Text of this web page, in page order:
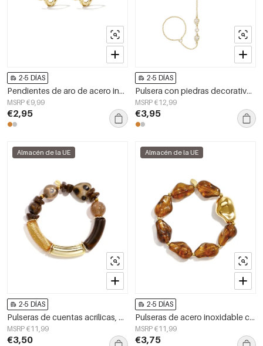
2-5 DÍAS
Pendientes de aro de acero inoxidable con diseño floral, de la serie Daily Simple, joyería para mujer.
MSRP €9,99
€2,95
2-5 DÍAS
Pulsera con piedras decorativas en forma de gota.
MSRP €12,99
€3,95
Almacén de la UE
2-5 DÍAS
Pulseras de cuentas acrílicas, cuentas sencillas, serie sencilla diaria, joyería para mujer
MSRP €11,99
€3,50
Almacén de la UE
2-5 DÍAS
Pulseras de acero inoxidable con cuentas, forma irregular, estilo casual, para uso diario, serie sencilla, joyería para mujer.
MSRP €11,99
€3,75